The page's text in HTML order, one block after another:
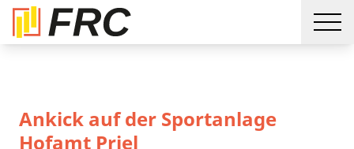
Ankick auf der Sportanlage
Hofamt Priel